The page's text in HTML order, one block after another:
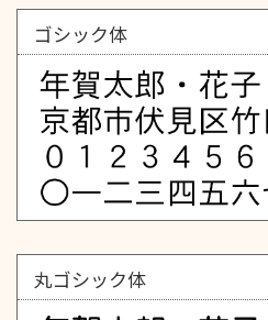
ゴシック体
丸ゴシック体